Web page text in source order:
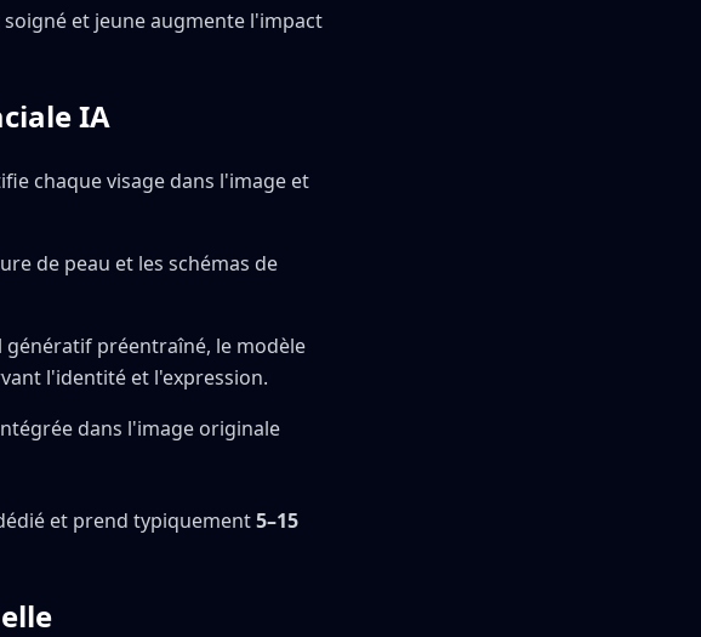
et jeune augmente l'impact
IA
chaque visage dans l'image et
de peau et les schémas de
préentraîné, le modèle
l'identité et l'expression.
dans l'image originale
et prend typiquement5–15